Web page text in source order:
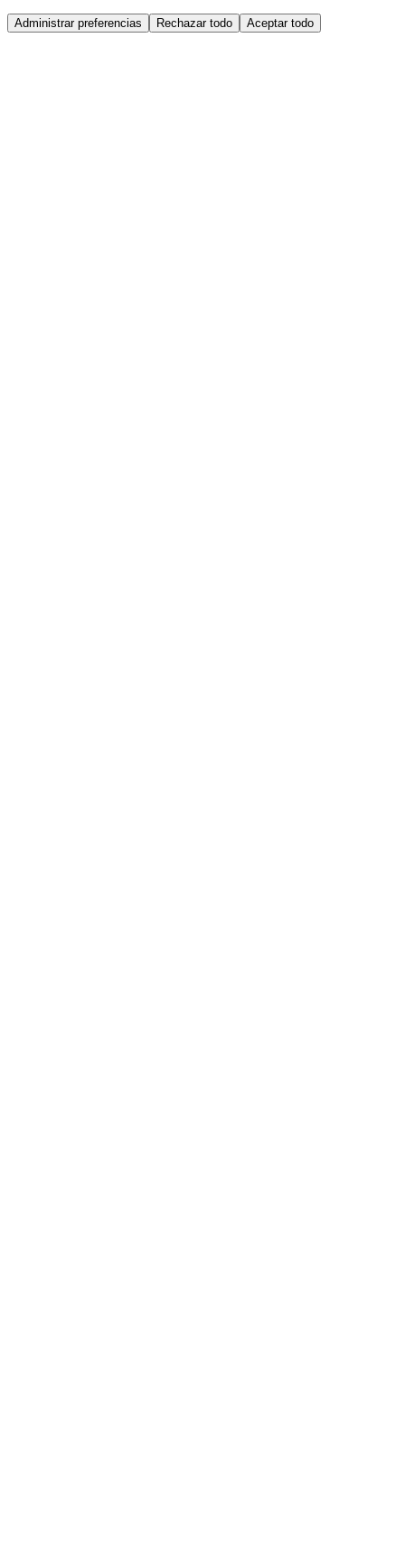
Administrar preferencias Rechazar todo Aceptar todo